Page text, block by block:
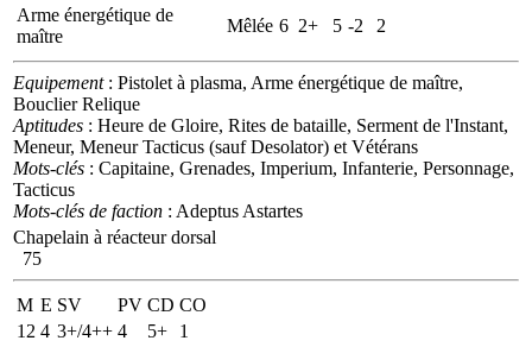
Arme énergétique de
maître
Mêlée 6 2+ 5 -2 2
Equipement: Pistolet à plasma, Arme énergétique de maître,
Bouclier Relique
Aptitudes : Heure de Gloire, Rites de bataille, Serment de l'Instant,
Meneur, Meneur Tacticus (sauf Desolator) et Vétérans
Mots-clés : Capitaine, Grenades, Imperium, Infanterie, Personnage,
Tacticus
Mots-clés de faction : Adeptus Astartes
Chapelain à réacteur dorsal
75
M E SV PV CD CO
12 4 3+/4++ 4 5+
1